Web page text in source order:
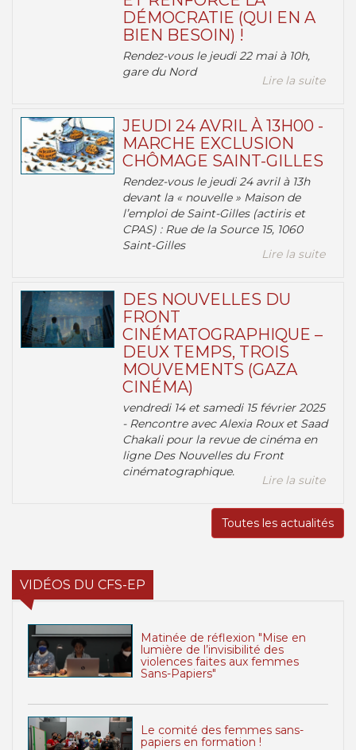
DÉMOCRATIE (QUI EN A
BIEN BESOIN) !
Rendez-vous le jeudi 22 mai à 10h,
gare du Nord
Lire la suite
JEUDI 24 AVRIL À 13H00 -
MARCHE EXCLUSION
CHÔMAGE SAINT-GILLES
Rendez-vous le jeudi 24 avril à 13h
devant la « nouvelle » Maison de
l’emploi de Saint-Gilles (actiris et
CPAS) : Rue de la Source 15, 1060
Saint-Gilles
Lire la suite
DES NOUVELLES DU
FRONT
CINÉMATOGRAPHIQUE –
DEUX TEMPS, TROIS
MOUVEMENTS (GAZA
CINÉMA)
vendredi 14 et samedi 15 février 2025
- Rencontre avec Alexia Roux et Saad
Chakali pour la revue de cinéma en
ligne Des Nouvelles du Front
cinématographique.
Lire la suite
Toutes les actualités
VIDÉOS DU CFS-EP
Matinée de réflexion "Mise en
lumière de l’invisibilité des
violences faites aux femmes
Sans-Papiers"
Le comité des femmes sans-
papiers en formation !